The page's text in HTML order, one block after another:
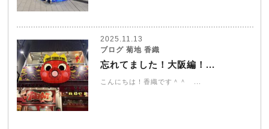
2025.11.13
ブログ 菊地 香織
忘れてました！大阪編！...
こんにちは！香織です＾＾ ...